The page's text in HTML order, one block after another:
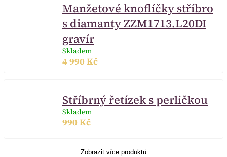
Manžetové knoflíčky stříbro
s diamanty ZZM1713.L20DI
gravír
Skladem
4 990 Kč
Stříbrný řetízek s perličkou
Skladem
990 Kč
Zobrazit více produktů